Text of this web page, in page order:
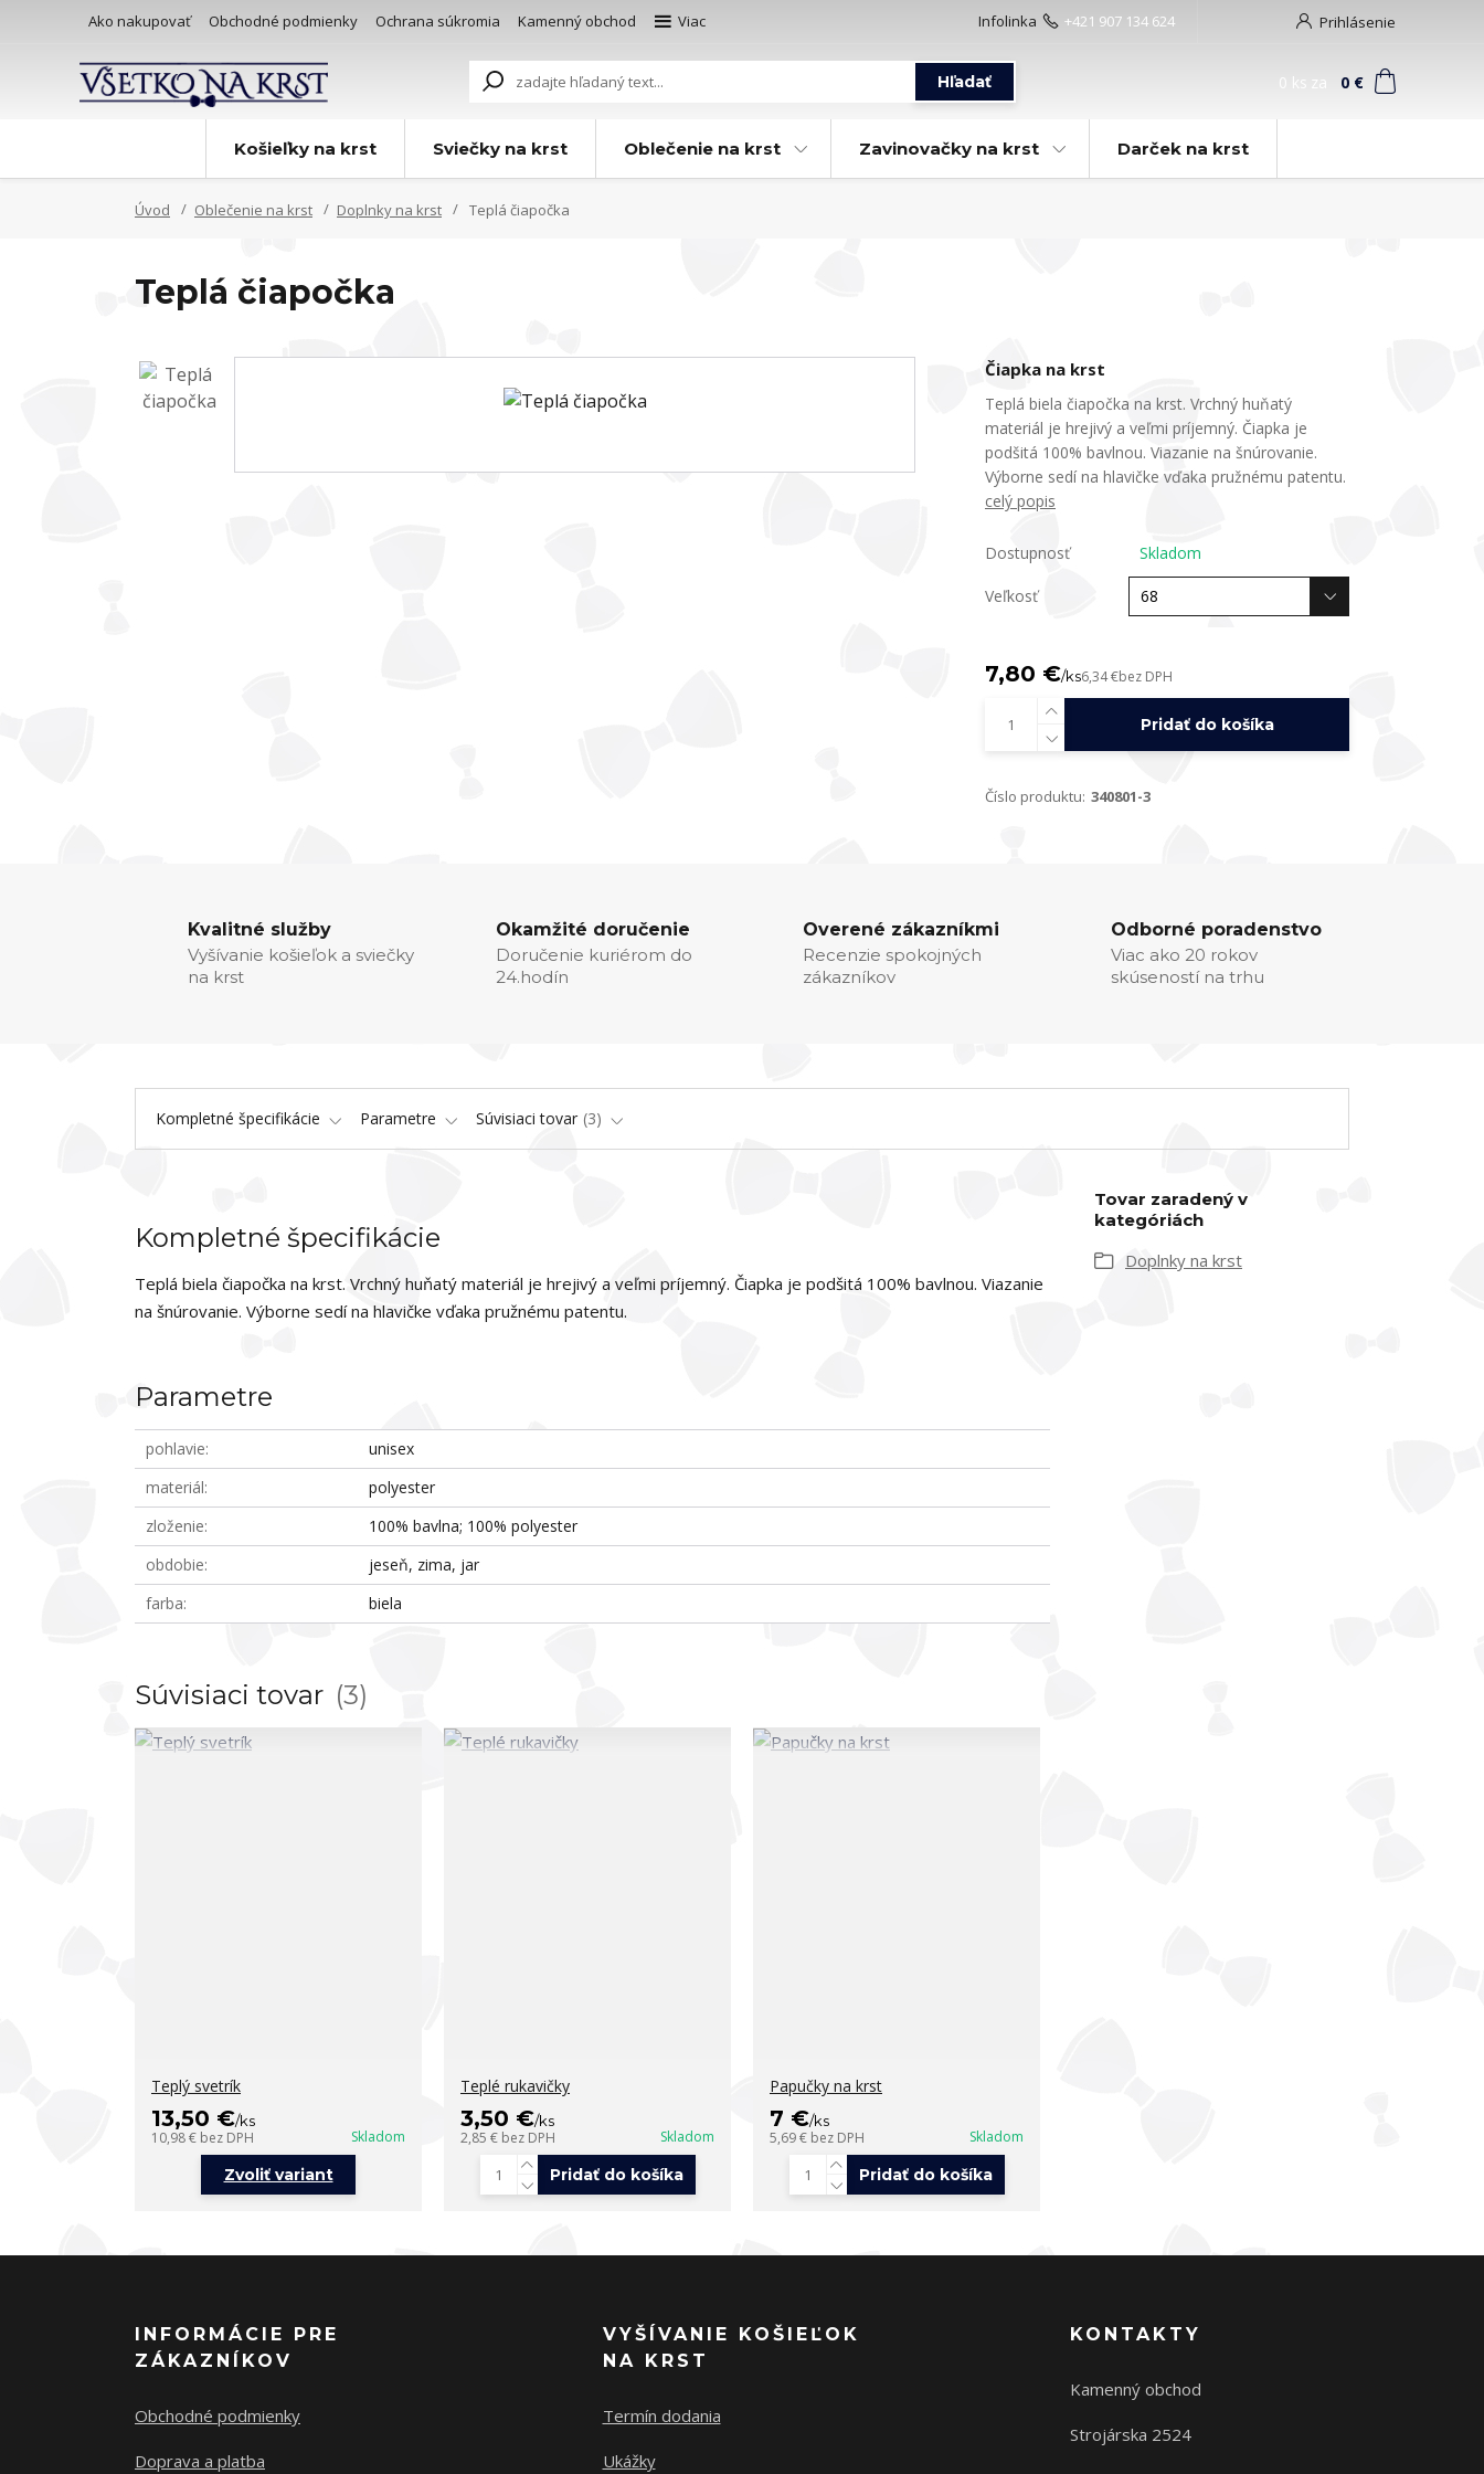
Ako nakupovať Obchodné podmienky Ochrana súkromia Kamenný obchod Viac Prihlásenie
Hľadať
Infolinka +421 907 134 624
0 ks za 0 €
Košieľky na krst Sviečky na krst Oblečenie na krst Zavinovačky na krst Darček na krst
Úvod Oblečenie na krst Doplnky na krst Teplá čiapočka
Teplá čiapočka
Čiapka na krst
Teplá biela čiapočka na krst. Vrchný huňatý
materiál je hrejivý a veľmi príjemný. Čiapka je
podšitá 100% bavlnou. Viazanie na šnúrovanie.
Výborne sedí na hlavičke vďaka pružnému patentu.
celý popis
Dostupnosť Skladom
Veľkosť
7,80 €/ks6,34 €bez DPH
Pridať do košíka
Číslo produktu: 340801-3
Kvalitné služby
Vyšívanie košieľok a sviečky
na krst
Okamžité doručenie
Doručenie kuriérom do
24.hodín
Overené zákazníkmi
Recenzie spokojných
zákazníkov
Odborné poradenstvo
Viac ako 20 rokov
skúseností na trhu
Kompletné špecifikácie Parametre Súvisiaci tovar 3
Kompletné špecifikácie
Teplá biela čiapočka na krst. Vrchný huňatý materiál je hrejivý a veľmi príjemný. Čiapka je podšitá 100% bavlnou. Viazanie
na šnúrovanie. Výborne sedí na hlavičke vďaka pružnému patentu.
Parametre
pohlavie
unisex
materiál
polyester
zloženie
100% bavlna; 100% polyester
obdobie
jeseň, zima, jar
farba
biela
Tovar zaradený v
kategóriách
Doplnky na krst
Súvisiaci tovar 3
Teplý svetrík
13,50 €/ks
10,98 € bez DPH Skladom
Zvoliť variant
Teplé rukavičky
3,50 €/ks
2,85 € bez DPH Skladom
Pridať do košíka
Papučky na krst
7 €/ks
5,69 € bez DPH Skladom
Pridať do košíka
INFORMÁCIE PRE
ZÁKAZNÍKOV
Obchodné podmienky
Doprava a platba
VYŠÍVANIE KOŠIEĽOK
NA KRST
Termín dodania
Ukážky
KONTAKTY
Kamenný obchod
Strojárska 2524